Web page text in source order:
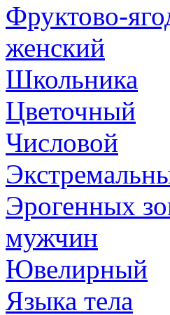
Фруктово-
женский
Школьника
Цветочный
Числовой
Эрогенных
мужчин
Ювелирный
Языка тела